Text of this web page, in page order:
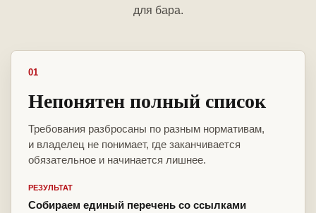
для бара.
01
Непонятен полный список
Требования разбросаны по разным нормативам,
и владелец не понимает, где заканчивается
обязательное и начинается лишнее.
РЕЗУЛЬТАТ
Собираем единый перечень со ссылками